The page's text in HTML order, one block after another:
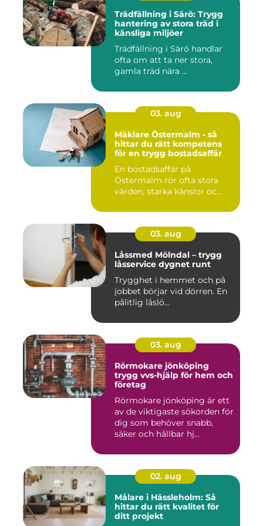
Trädfällning i Särö: Trygg
hantering av stora träd i
känsliga miljöer
Trädfällning i Särö handlar
ofta om att ta ner stora,
gamla träd nära ...
03. aug
Mäklare Östermalm - så
hittar du rätt kompetens
för en trygg bostadsaffär
En bostadsaffär på
Östermalm rör ofta stora
värden, starka känslor oc...
03. aug
Låssmed Mölndal – trygg
låsservice dygnet runt
Trygghet i hemmet och på
jobbet börjar vid dörren. En
pålitlig låslö...
03. aug
Rörmokare jönköping
trygg vvs-hjälp för hem och
företag
Rörmokare jönköping är ett
av de viktigaste sökorden för
dig som behöver snabb,
säker och hållbar hj...
02. aug
Målare i Hässleholm: Så
hittar du rätt kvalitet för
ditt projekt